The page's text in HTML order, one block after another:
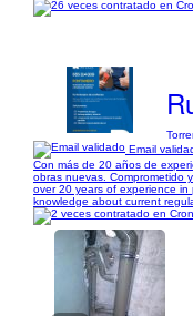
Email
Con más de 20 años de
obras nuevas. Comprometido
over 20 years of experience in
knowledge about current